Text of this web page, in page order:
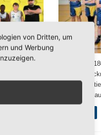
BBA
TSV Hagen
Start der
Hagen 1860
von Dritten, um
und Werbung